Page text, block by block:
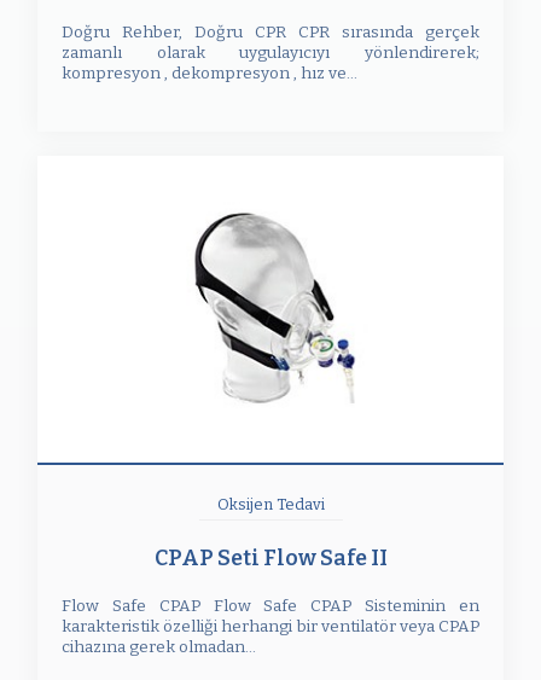
Doğru Rehber, Doğru CPR CPR sırasında gerçek
zamanlı olarak uygulayıcıyı yönlendirerek;
kompresyon , dekompresyon , hız ve...
Oksijen Tedavi
CPAP Seti Flow Safe II
Flow Safe CPAP Flow Safe CPAP Sisteminin en
karakteristik özelliği herhangi bir ventilatör veya CPAP
cihazına gerek olmadan...